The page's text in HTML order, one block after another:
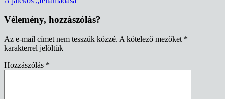
navigáció
Vélemény, hozzászólás?
Az e-mail címet nem tesszük közzé. A kötelező mezőket *
karakterrel jelöltük
Hozzászólás *